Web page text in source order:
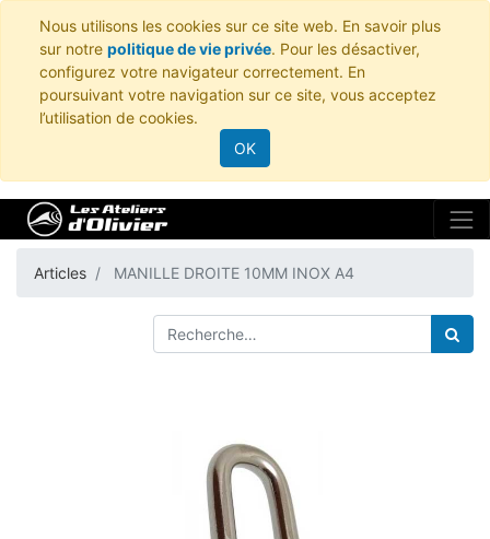
Nous utilisons les cookies sur ce site web. En savoir plus
sur notre politique de vie privée. Pour les désactiver,
configurez votre navigateur correctement. En
poursuivant votre navigation sur ce site, vous acceptez
l’utilisation de cookies.
OK
Articles MANILLE DROITE 10MM INOX A4